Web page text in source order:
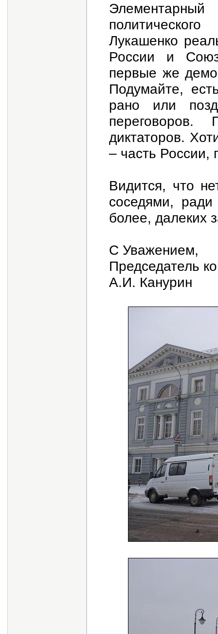
Лукашенко
России и
первые же
Подумайте,
рано или
диктаторов.
– часть России,
Видится, что
соседями,
более, далеких
С Уважением,
Председатель
А.И. Канурин